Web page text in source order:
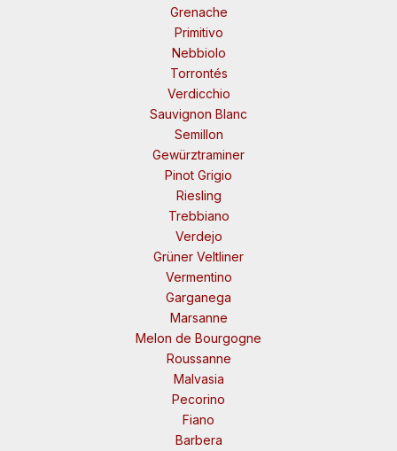
Grenache
Primitivo
Nebbiolo
Torrontés
Verdicchio
Sauvignon Blanc
Semillon
Gewürztraminer
Pinot Grigio
Riesling
Trebbiano
Verdejo
Grüner Veltliner
Vermentino
Garganega
Marsanne
Melon de Bourgogne
Roussanne
Malvasia
Pecorino
Fiano
Barbera